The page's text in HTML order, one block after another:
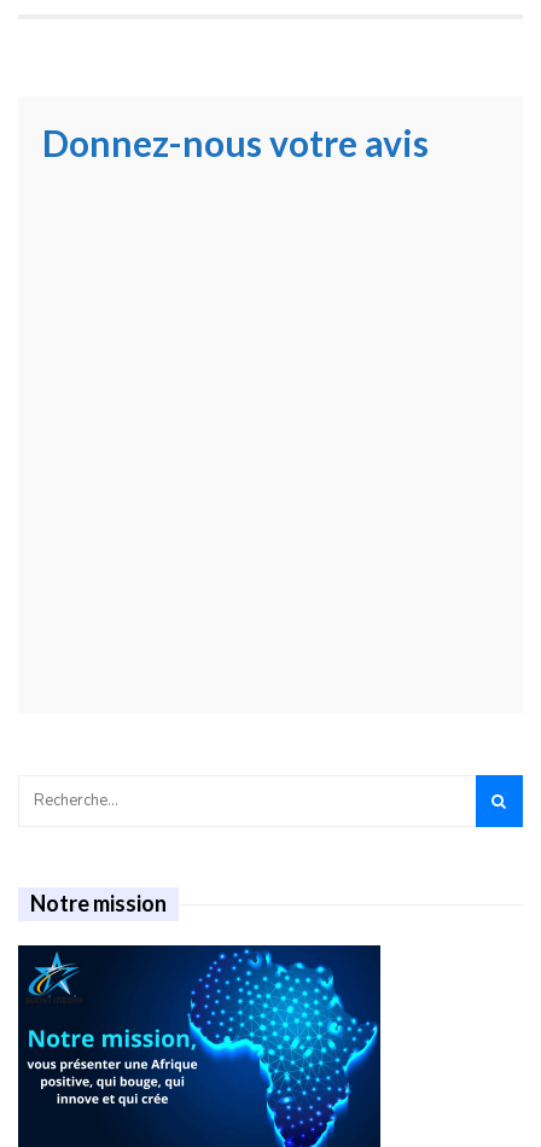
Donnez-nous votre avis
Notre mission